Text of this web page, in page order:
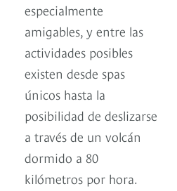
especialmente
amigables, y entre las
actividades posibles
existen desde spas
únicos hasta la
posibilidad de deslizarse
a través de un volcán
dormido a 80
kilómetros por hora.